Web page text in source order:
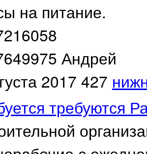
на питание.
Андрей
2017 427
требуются